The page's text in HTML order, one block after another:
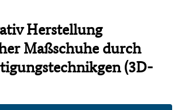
Herstellung
Maßschuhe durch
(3D-